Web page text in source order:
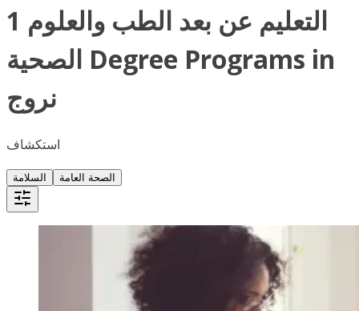
1 التعليم عن بعد الطب والعلوم
الصحية Degree Programs in
نروج
استكشاف
السلامة الصحة العامة